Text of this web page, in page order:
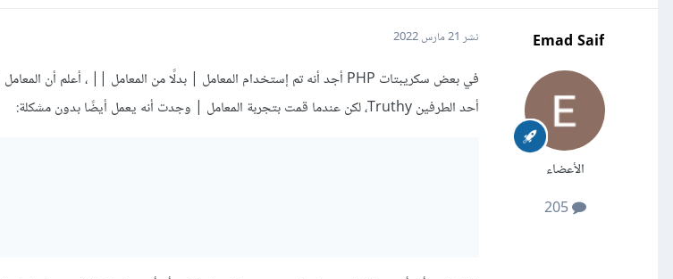
Emad Saif
الأعضاء
205
نشر 21 مارس 2022
أحد الطرفين Truthy، لكن عندما قمت بتجربة المعامل | وجدت أنه يعمل أيضًا بدون مشكلة: